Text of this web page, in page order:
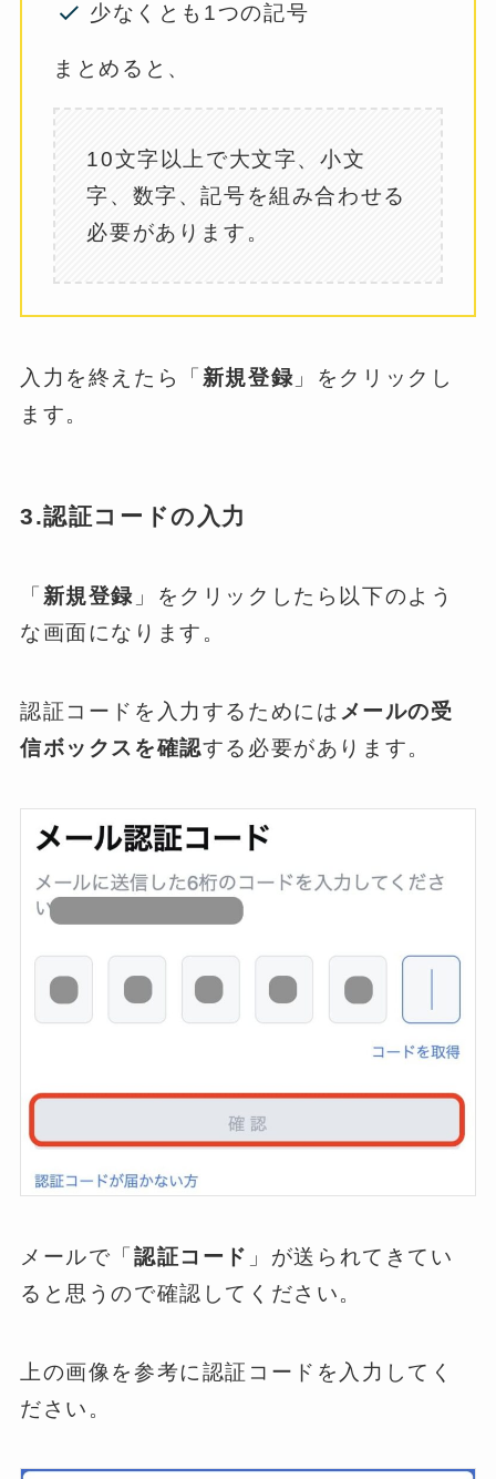
少なくとも1つの記号
まとめると、
10文字以上で大文字、小文
字、数字、記号を組み合わせる
必要があります。
入力を終えたら「 新規登録 」をクリックし
ます。
3.認証コードの入力
「 新規登録 」をクリックしたら以下のよう
な画面になります。
認証コードを入力するためには メールの受
信ボックスを確認する必要があります。
メールで「 認証コード 」が送られてきてい
ると思うので確認してください。
上の画像を参考に認証コードを入力してく
ださい。